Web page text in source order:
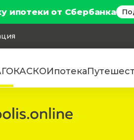
ипотеки от Сбербанка
КАСКОИпотека